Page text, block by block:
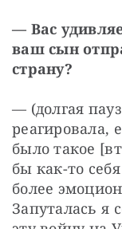
— Вас
ваш сын
страну?
— (долгая
реагировала,
было такое
бы как-то
более
Запуталась я